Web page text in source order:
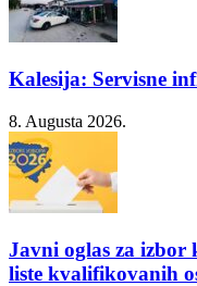
Kalesija: Servisne
8. Augusta 2026.
Javni oglas za izbor
liste kvalifikovanih